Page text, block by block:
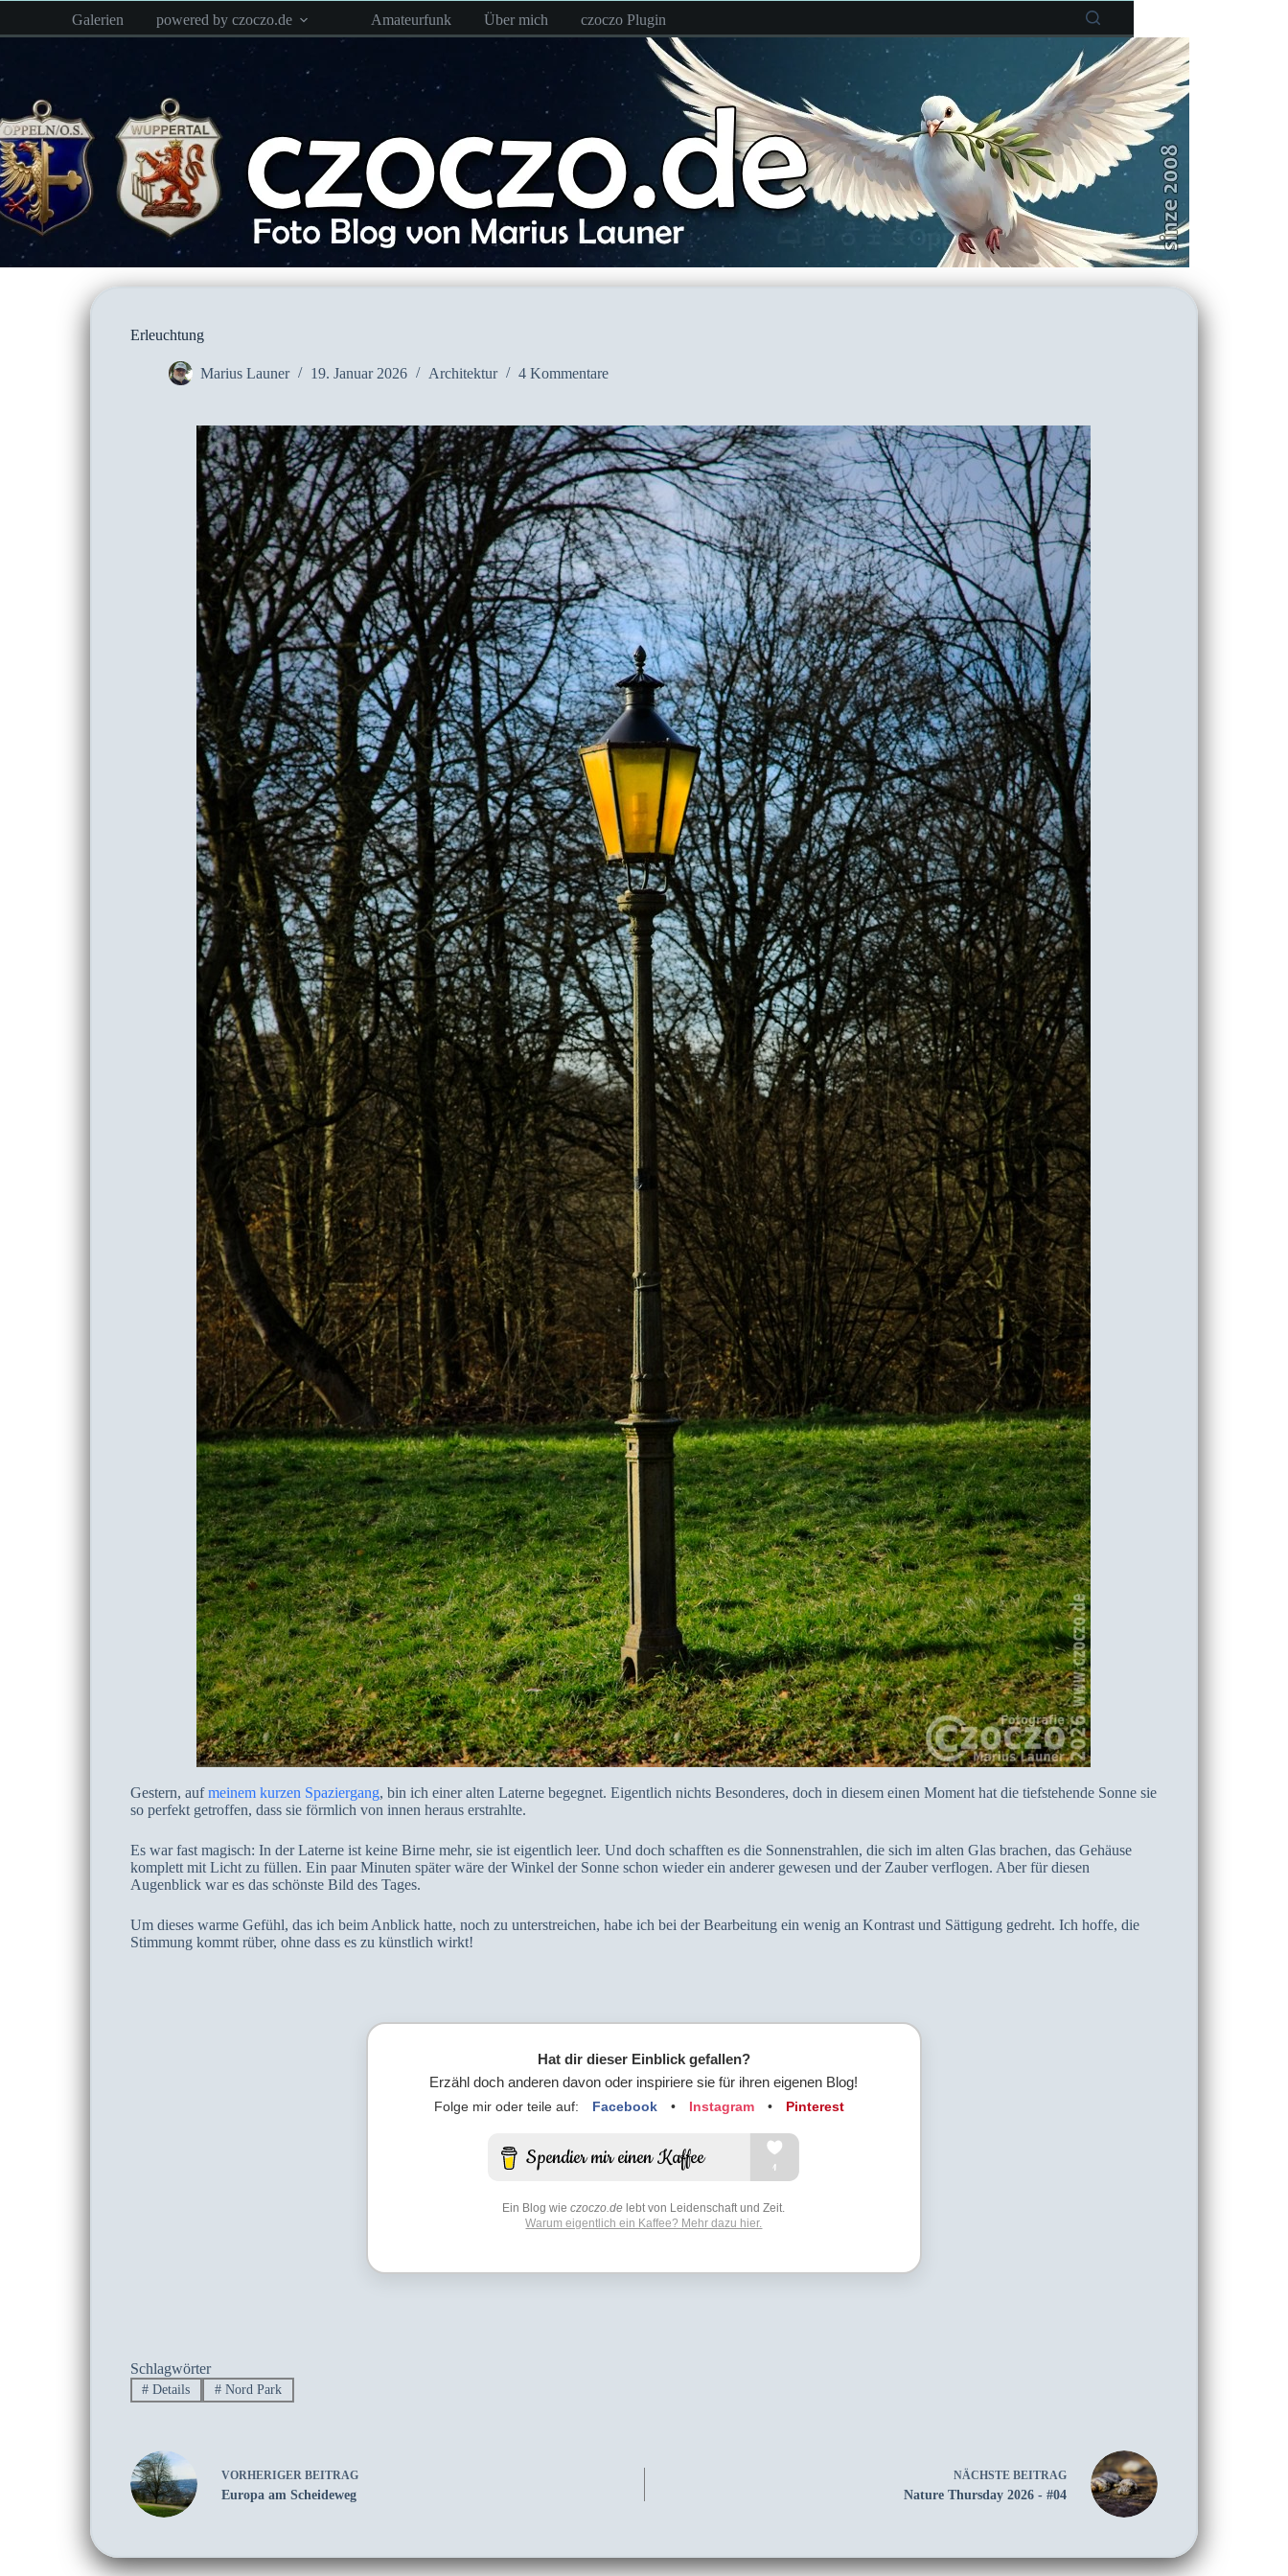
springen
Galerien powered by czoczo.de Amateurfunk Über mich czoczo Plugin
Erleuchtung
Marius Launer 19. Januar 2026 Architektur 4 Kommentare
Gestern, aufmeinem kurzen Spaziergang, bin ich einer alten Laterne begegnet. Eigentlich nichts Besonderes, doch in diesem einen Moment hat die tiefstehende Sonne sie
so perfekt getroffen, dass sie förmlich von innen heraus erstrahlte.
Es war fast magisch: In der Laterne ist keine Birne mehr, sie ist eigentlich leer. Und doch schafften es die Sonnenstrahlen, die sich im alten Glas brachen, das Gehäuse
komplett mit Licht zu füllen. Ein paar Minuten später wäre der Winkel der Sonne schon wieder ein anderer gewesen und der Zauber verflogen. Aber für diesen
Augenblick war es das schönste Bild des Tages.
Um dieses warme Gefühl, das ich beim Anblick hatte, noch zu unterstreichen, habe ich bei der Bearbeitung ein wenig an Kontrast und Sättigung gedreht. Ich hoffe, die
Stimmung kommt rüber, ohne dass es zu künstlich wirkt!
Hat dir dieser Einblick gefallen?
Erzähl doch anderen davon oder inspiriere sie für ihren eigenen Blog!
Folge mir oder teile auf: Facebook • Instagram • Pinterest
Ein Blog wieczoczo.de lebt von Leidenschaft und Zeit.
Warum eigentlich ein Kaffee? Mehr dazu hier.
Schlagwörter
# Details # Nord Park
VORHERIGER BEITRAG
Europa am Scheideweg
NÄCHSTEBEITRAG
Nature Thursday 2026 - #04